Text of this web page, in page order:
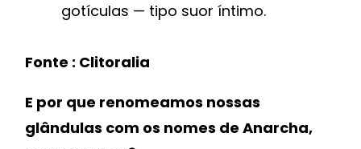
gotículas — tipo suor íntimo.
Fonte : Clitoralia
E por que renomeamos nossas
glândulas com os nomes de Anarcha,